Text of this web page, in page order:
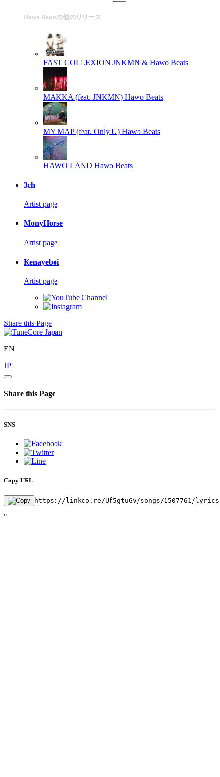
Hawo Beatsの他のリリース
FAST COLLEXION JNKMN & Hawo Beats
MAKKA (feat. JNKMN) Hawo Beats
MY MAP (feat. Only U) Hawo Beats
HAWO LAND Hawo Beats
3ch
Artist page
MonyHorse
Artist page
Kenayeboi
Artist page
Share this Page
EN
JP
Share this Page
SNS
Copy URL
https://linkco.re/Uf5gtuGv/songs/1507761/
"